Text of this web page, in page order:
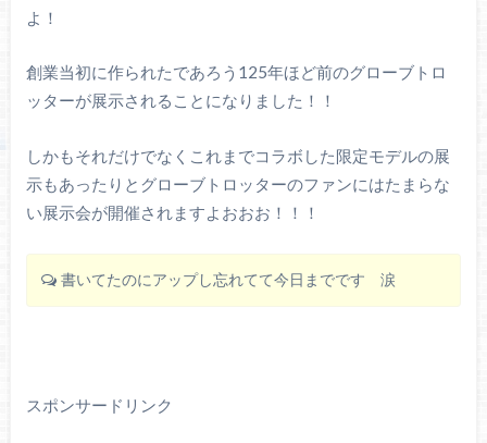
よ！
創業当初に作られたであろう125年ほど前のグローブトロ
ッターが展示されることになりました！！
しかもそれだけでなくこれまでコラボした限定モデルの展
示もあったりとグローブトロッターのファンにはたまらな
い展示会が開催されますよおおお！！！
書いてたのにアップし忘れてて今日までです 涙
スポンサードリンク